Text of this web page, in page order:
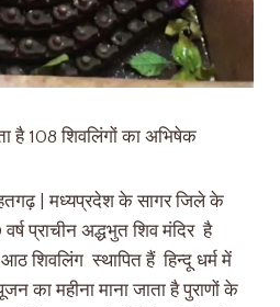
है 108 शिवलिंगों का अभिषेक
| मध्यप्रदेश के सागर जिले के
प्राचीन अद्धभुत शिव मंदिर है
शिवलिंग स्थापित हैं हिन्दू धर्म में
का महीना माना जाता है पुराणों के